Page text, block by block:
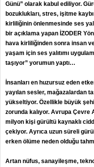
Günü” olarak kabul ediliyor.
bozuklukları, stres, işitme
kirliliğinin önlenmesinde ses
bir açıklama yapan İZODER
hava kirliliğinden sonra insan
yaşam için ses yalıtımı
taşıyor” yorumun yaptı…
İnsanları en huzursuz eden
yayılan sesler, mağazalardan
yükseltiyor. Özellikle büyük
zorunda kalıyor. Avrupa Çevre
milyon kişi gürültü kaynaklı
çekiyor. Ayrıca uzun süreli
erken ölüme neden olduğu
Artan nüfus, sanayileşme,